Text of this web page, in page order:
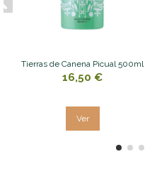
Tierras de Canena Picual 500ml
16,50 €
Ver